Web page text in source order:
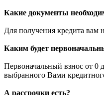
Какие документы
Для получения кредита вам
Каким будет
Первоначальный взнос от 0
выбранного Вами
А рассрочки есть?